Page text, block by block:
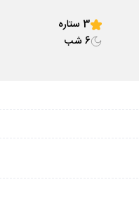
3 ستاره
6 شب